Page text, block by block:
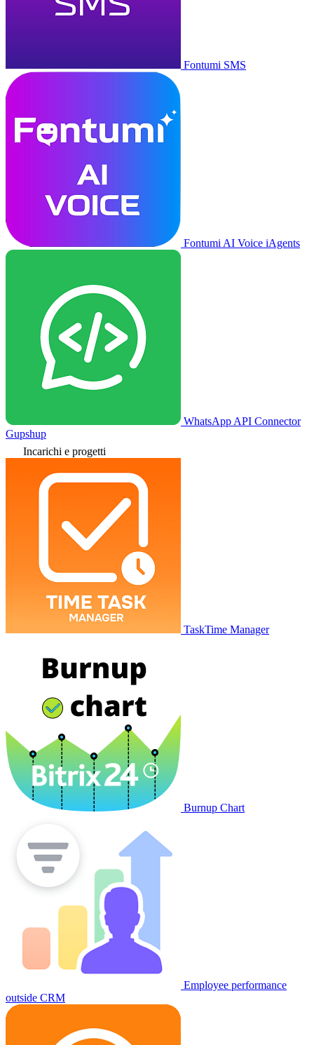
Fontumi SMS
Fontumi AI Voice iAgents
WhatsApp API Connector
Gupshup
Incarichi e progetti
TaskTime Manager
Burnup Chart
Employee performance
outside CRM